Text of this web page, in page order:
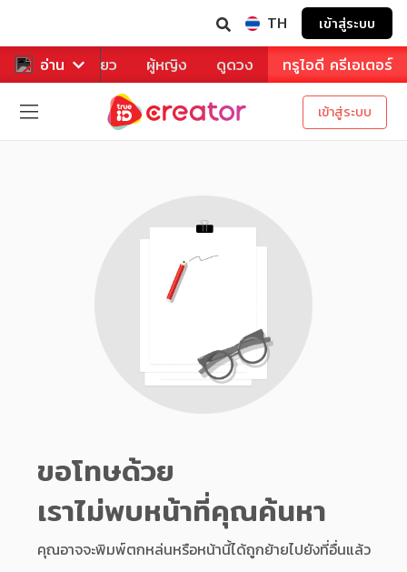
TH เข้าสู่ระบบ
อ่าน
หาร ท่องเที่ยว ผู้หญิง ดูดวง ทรูไอดี ครีเอเตอร์
เข้าสู่ระบบ
ขอโทษด้วย
เราไม่พบหน้าที่คุณค้นหา
คุณอาจจะพิมพ์ตกหล่นหรือหน้านี้ได้ถูกย้ายไปยังที่อื่นแล้ว